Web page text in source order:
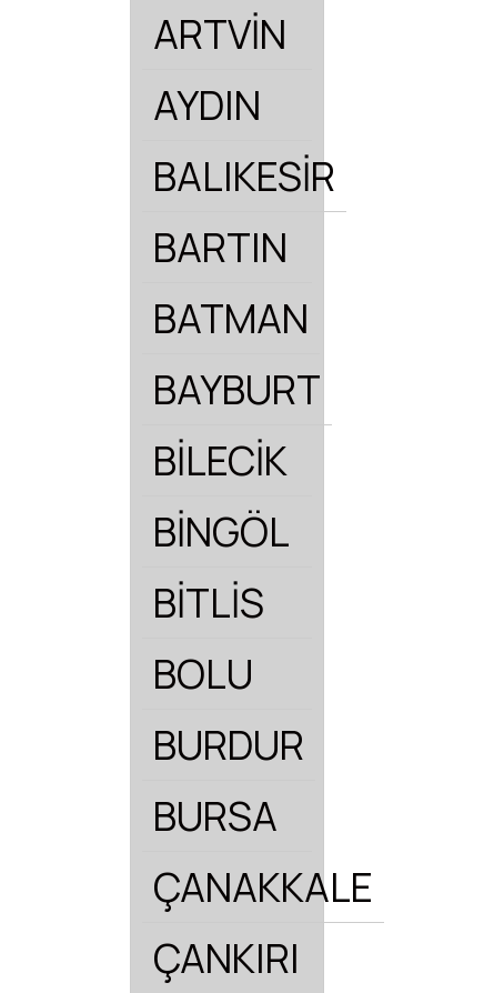
ARTVİN
AYDIN
BALIKESİR
BARTIN
BATMAN
BAYBURT
BİLECİK
BİNGÖL
BİTLİS
BOLU
BURDUR
BURSA
ÇANAKKALE
ÇANKIRI